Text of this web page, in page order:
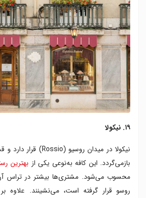
۱۹. نیکولا
بازمی‌گردد. این کافه به‌نوعی یکی از بهترین
محسوب می‌شود. مشتری‌ها بیشتر در تراس
روسو قرار گرفته است، می‌نشینند. علاوه